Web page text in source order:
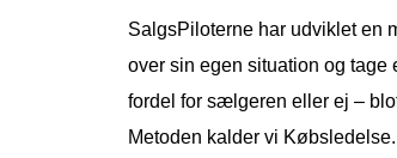
SalgsPiloterne har udviklet en
over sin egen situation og tage
fordel for sælgeren eller ej –
Metoden kalder vi